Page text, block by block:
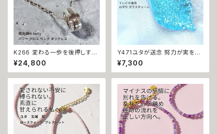
K266 変わる一歩を後押しする
【強力な引き寄せ】アフロディテ
の神秘パワー クロス リング ネ
ックレス｜復縁・片思い成就 N.
結び 魅力アップ エネルギー 魅
力 魔力 魔術 白魔術 願い 叶う
結び 開運 強運 本物 パワースト
ーン お守り 強力 男女兼用
¥24,800
Y471ユタが送念 努力が実を結
ぶ 財運が上向く 海の守護 てぃ
だの金珠 お守り ガラスチャーム
占い 祈祷 送念 金運 財運 開運
縄 強さ ネイチャーパワー ペン
ダントトップ BLUE
¥7,300